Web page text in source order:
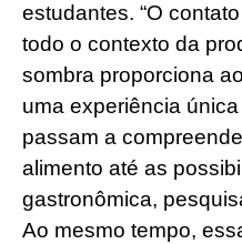
estudantes. “O
todo o contexto da
sombra proporciona
uma experiência
passam a
alimento até as
gastronômica,
Ao mesmo tempo,